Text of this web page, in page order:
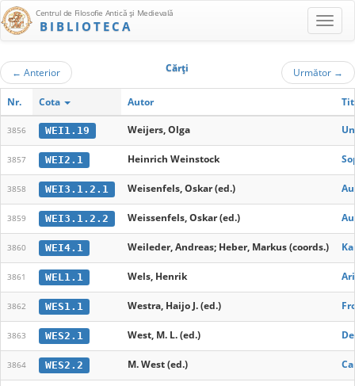
Centrul de Filosofie Antică şi Medievală
BIBLIOTECA
← Anterior Cărţi Următor →
Nr. Cota Autor
3856 WEI1.19 Weijers, Olga
3857 WEI2.1 Heinrich Weinstock
3858 WEI3.1.2.1 Weisenfels, Oskar (ed.)
3859 WEI3.1.2.2 Weissenfels, Oskar (ed.)
3860 WEI4.1 Weileder, Andreas; Heber, Markus (coords.)
3861 WEL1.1 Wels, Henrik
3862 WES1.1 Westra, Haijo J. (ed.)
3863 WES2.1 West, M. L. (ed.)
3864 WES2.2 M. West (ed.)